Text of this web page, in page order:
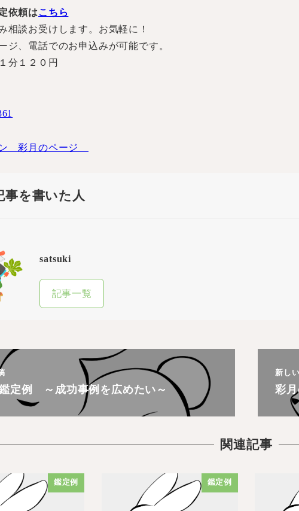
依頼は こちら
相談お受けします。お気軽に！
ジ、電話でのお申込みが可能です。
分１２０円
彩月のページ
事を書いた人
satsuki
記事一覧
定例 ～成功事例を広めたい～
新し
彩
関連記事
鑑定例 鑑定例